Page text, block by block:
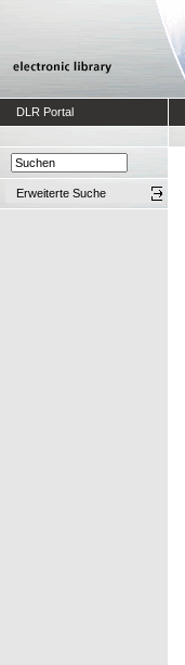
DLR Portal
Erweiterte Suche